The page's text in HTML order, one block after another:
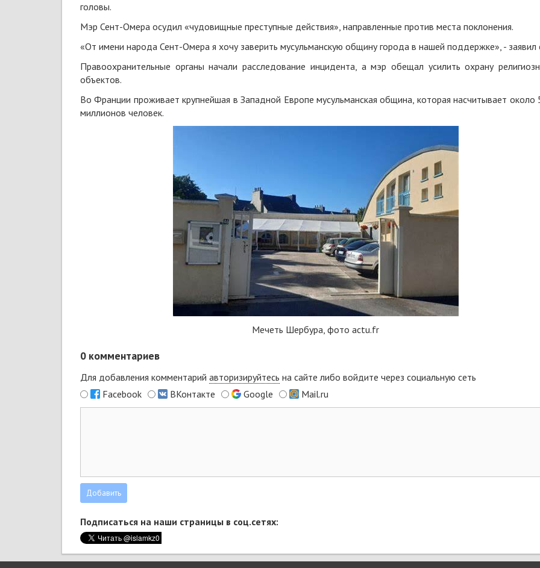
головы.
Мэр Сент-Омера осудил «чудовищные преступные действия», направленные против места поклонения.
«От имени народа Сент-Омера я хочу заверить мусульманскую общину города в нашей поддержке», - заявил
Правоохранительные органы начали расследование инцидента, а мэр обещал усилить охрану
объектов.
Во Франции проживает крупнейшая в Западной Европе мусульманская община, которая насчитывает около
миллионов человек.
Мечеть Шербура, фото actu.fr
0 комментариев
Для добавления комментарий авторизируйтесь на сайте либо войдите через социальную сеть
Facebook
ВКонтакте Google Mail.ru
Подписаться на наши страницы в соц.сетях: